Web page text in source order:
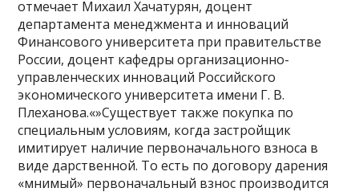
отмечает Михаил Хачатурян, доцент
департамента менеджмента и инноваций
Финансового университета при правительстве
России, доцент кафедры организационно-
управленческих инноваций Российского
экономического университета имени Г. В.
Плеханова.«»Существует также покупка по
специальным условиям, когда застройщик
имитирует наличие первоначального взноса в
виде дарственной. То есть по договору дарения
«мнимый» первоначальный взнос производится